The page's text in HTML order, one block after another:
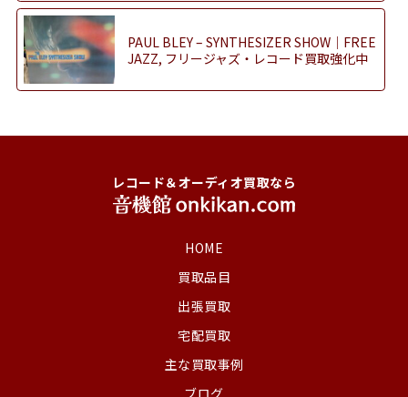
PAUL BLEY – SYNTHESIZER SHOW｜FREE
JAZZ, フリージャズ・レコード買取強化中
レコード＆オーディオ買取なら
HOME
買取品目
出張買取
宅配買取
主な買取事例
ブログ